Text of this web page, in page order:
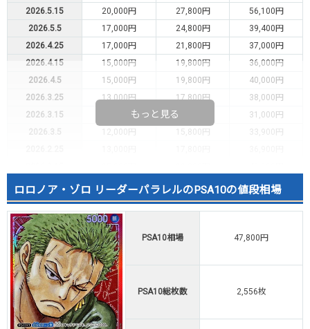
2026.5.15
20,000円 27,800円
56,100円
2026.5.5
17,000円 24,800円
39,400円
2026.4.25
17,000円 21,800円
37,000円
2026.4.15
15,000円 19,800円
36,000円
2026.4.5
15,000円 19,800円
40,000円
2026.3.25
13,000円 17,800円
38,000円
2026.3.15
12,000円 15,800円
31,000円
2026.3.5
12,000円 15,800円
33,900円
2026.2.5
14,000円 17,800円
40,000円
2026.1.25
12,000円 17,800円
35,600円
2026.1.15
14,000円
2026.1.5
12,000円 14,800円
25,600円
2025.12.25
11,000円
2025.12.15
8,000円
2025.12.5
7,000円 8,480円
16,800円
2025.11.25
7,000円
2025.11.15
6,500円 7,980円
18,300円
もっと見る
ロロノア・ゾロ リーダーパラレルのPSA10の値段相場
PSA10相場 47,800円
PSA10総枚数 2,556枚